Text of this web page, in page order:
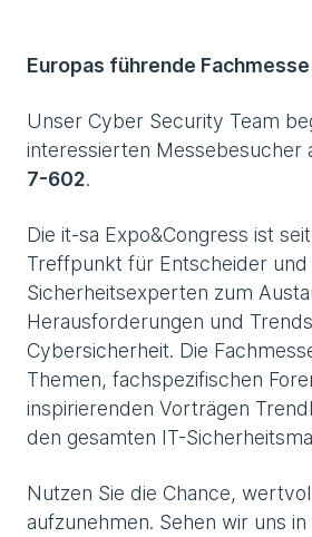
Europas führende
Unser Cyber Security Team
interessierten Messebesucher
7-602.
Die it-sa Expo&Congress ist
Treffpunkt für Entscheider und
Sicherheitsexperten zum
Herausforderungen und
Cybersicherheit. Die
Themen, fachspezifischen
inspirierenden Vorträgen
den gesamten IT-
Nutzen Sie die Chance,
aufzunehmen. Sehen wir uns